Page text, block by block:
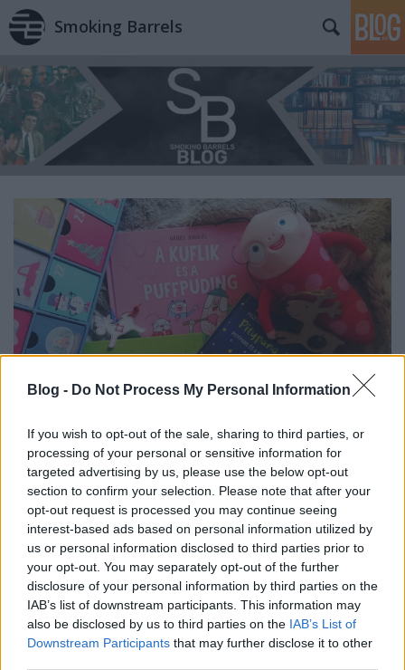
Blog - Do Not Process My Personal Information
If you wish to opt-out of the sale, sharing to third parties, or
processing of your personal or sensitive information for
targeted advertising by us, please use the below opt-out
section to confirm your selection. Please note that after your
opt-out request is processed you may continue seeing
interest-based ads based on personal information utilized by
us or personal information disclosed to third parties prior to
your opt-out. You may separately opt-out of the further
disclosure of your personal information by third parties on the
IAB’s list of downstream participants. This information may
also be disclosed by us to third parties on the IAB’s List of
Downstream Participants that may further disclose it to other
Smoking Barrels
Könyvkritika: Berg Judit: Maszat
karácsonya; Pásztohy Panka:
Pitypang és a Mikulás és Dániel
András: A kuflik és a puffpuding
(2022)
Ünnepre hangolódás a Pagony Kiadó
gyerekkönyveivel